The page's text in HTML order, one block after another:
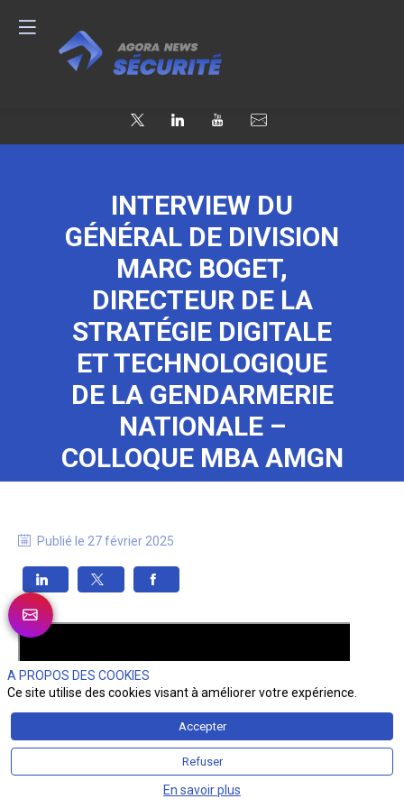
INTERVIEW DU
GÉNÉRAL DE DIVISION
MARC BOGET,
DIRECTEUR DE LA
STRATÉGIE DIGITALE
ET TECHNOLOGIQUE
DE LA GENDARMERIE
NATIONALE –
COLLOQUE MBA AMGN
Publié le 27 février 2025
A PROPOS DES COOKIES
Ce site utilise des cookies visant à améliorer votre expérience.
Accepter
Refuser
En savoir plus